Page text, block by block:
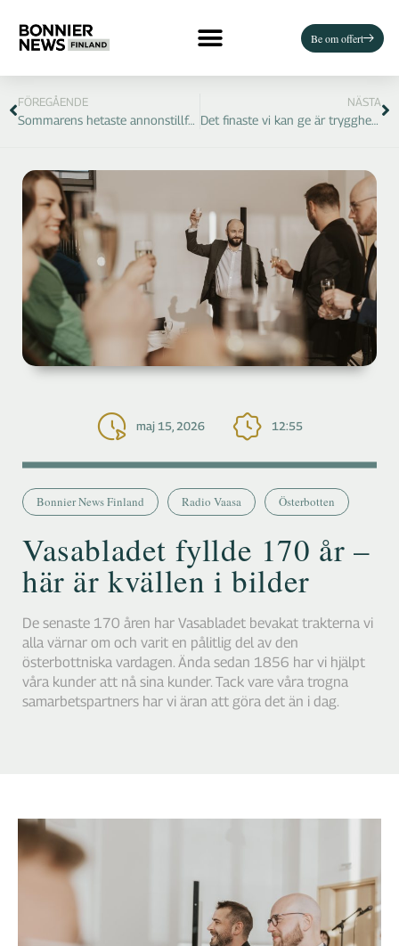
Be om offert
FÖREGÅENDE
Sommarens hetaste annonstillfälle!
NÄSTA
Det finaste vi kan ge är trygghet – det starkaste ett varumärke kan få är förtroende
maj 15, 2026 12:55
Bonnier News Finland Radio Vaasa Österbotten
Vasabladet fyllde 170 år –
här är kvällen i bilder
De senaste 170 åren har Vasabladet bevakat trakterna vi
alla värnar om och varit en pålitlig del av den
österbottniska vardagen. Ända sedan 1856 har vi hjälpt
våra kunder att nå sina kunder. Tack vare våra trogna
samarbetspartners har vi äran att göra det än i dag.